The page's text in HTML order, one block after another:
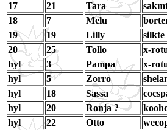
17
21 Tara
18
7 Melu
19
19 Lilly silkte
20
25 Tollo x-
hyl
3 Pampa x-
hyl
5 Zorro
hyl
18 Sassa
hyl
20 Ronja ?
hyl
22 Otto